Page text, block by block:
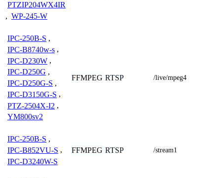
PTZIP204WX4IR
, WP-245-W
IPC-250B-S ,
IPC-B8740w-s ,
IPC-D230W ,
IPC-D250G ,
IPC-D250G-S ,
IPC-D3150G-S ,
PTZ-2504X-I2 ,
YM800sv2
FFMPEG RTSP /live/mpeg4
IPC-250B-S ,
IPC-B852VU-S ,
IPC-D3240W-S
FFMPEG RTSP /stream1